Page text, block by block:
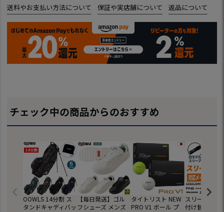
送料やお支払い方法について 保証や実店舗について 返品について
チェック中の商品からのおすすめ
OOWLS 14分割 ス
タンドキャディバッ
【毎日発送】ゴル
フシューズ メンズ
タイトリスト NEW
PRO V1 ボール プ
スリーブ交換
付け替え お持